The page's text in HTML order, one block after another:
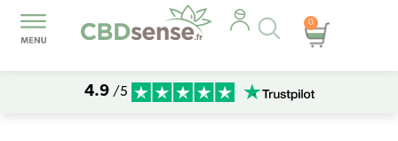
Recherche
de
produits
0
Panier
4.9 /5